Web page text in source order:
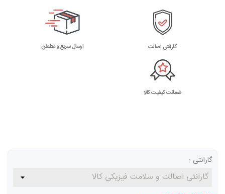
گارانتی اصالت ارسال سریع و مطمئن
ضمانت کیفیت کالا
گارانتی :